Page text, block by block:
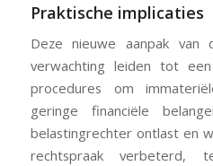
Praktische implicaties
Deze nieuwe aanpak
verwachting leiden tot
procedures om
geringe financiële
belastingrechter ontlast en
rechtspraak verbeterd,